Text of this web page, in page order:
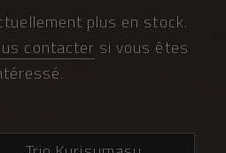
plus en stock.
contacter si vous êtes